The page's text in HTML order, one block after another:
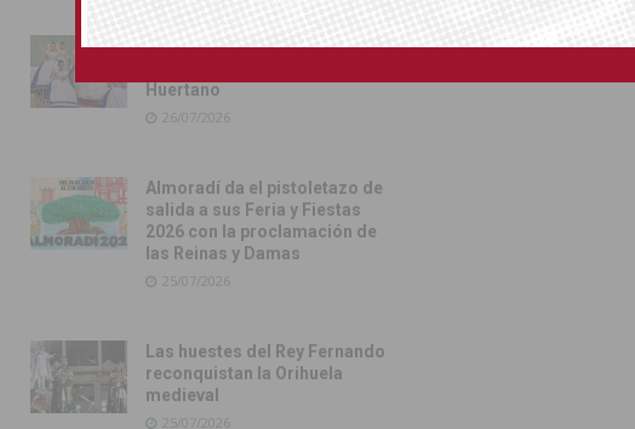
Almoradí presume de raíces
Huertano
26/07/2026
Almoradí da el pistoletazo de
salida a sus Feria y Fiestas
2026 con la proclamación de
las Reinas y Damas
25/07/2026
Las huestes del Rey Fernando
reconquistan la Orihuela
medieval
25/07/2026